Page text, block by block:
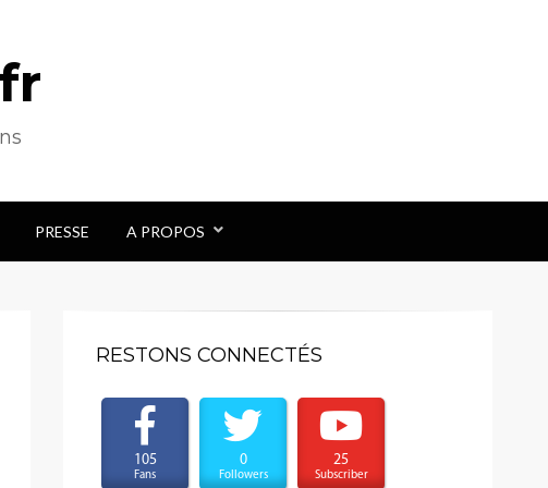
PRESSE A PROPOS
RESTONS CONNECTÉS
105
Fans
0
Followers
25
Subscriber